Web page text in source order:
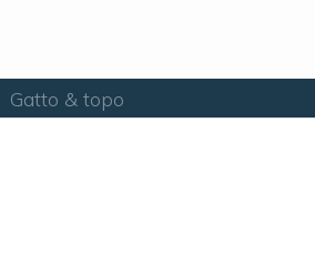
Gatto & topo